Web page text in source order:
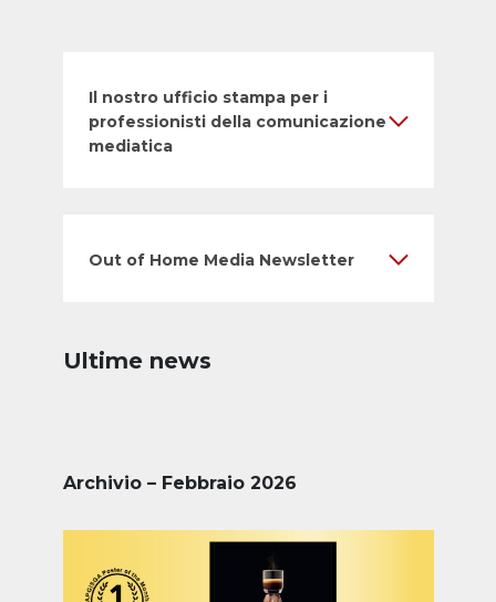
Il nostro ufficio stampa per i
professionisti della comunicazione
mediatica
Out of Home Media Newsletter
Ultime news
Archivio – Febbraio 2026